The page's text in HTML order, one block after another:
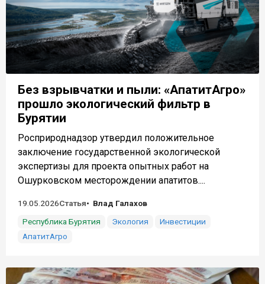
Без взрывчатки и пыли: «АпатитАгро»
прошло экологический фильтр в
Бурятии
Росприроднадзор утвердил положительное
заключение государственной экологической
экспертизы для проекта опытных работ на
Ошурковском месторождении апатитов....
19.05.2026Статья
Влад Галахов
Республика Бурятия
Экология
Инвестиции
АпатитАгро